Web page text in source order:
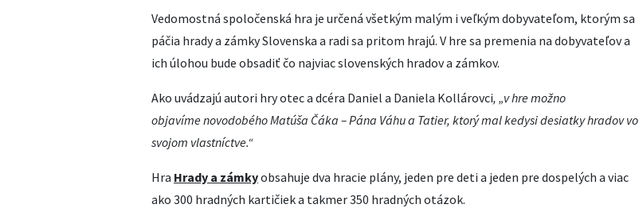
Vedomostná spoločenská hra je určená všetkým malým i veľkým dobyvateľom, ktorým sa
páčia hrady a zámky Slovenska a radi sa pritom hrajú. V hre sa premenia na dobyvateľov a
ich úlohou bude obsadiť čo najviac slovenských hradov a zámkov.
Ako uvádzajú autori hry otec a dcéra Daniel a Daniela Kollárovci, „v hre možno
objavímenovodobého Matúša Čáka – Pána Váhu a Tatier, ktorý mal kedysi desiatky hradovvo
svojom vlastníctve.“
Hra Hrady a zámkyobsahuje dva hracie plány, jeden pre deti a jeden pre dospelých a viac
ako 300 hradných kartičiek a takmer 350 hradných otázok.